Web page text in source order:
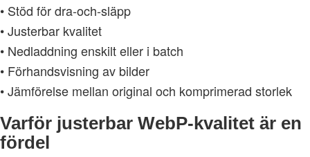
• Stöd för dra‑och‑släpp
• Justerbar kvalitet
• Nedladdning enskilt eller i batch
• Förhandsvisning av bilder
• Jämförelse mellan original och komprimerad storlek
Varför justerbar WebP‑kvalitet är en
fördel